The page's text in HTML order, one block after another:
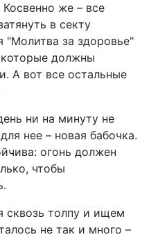
же – все
в секту
"Молитва за здоровье"
которые должны
А вот все остальные
ни на минуту не
нее – новая бабочка.
огонь должен
чтобы
толпу и ищем
не так и много –